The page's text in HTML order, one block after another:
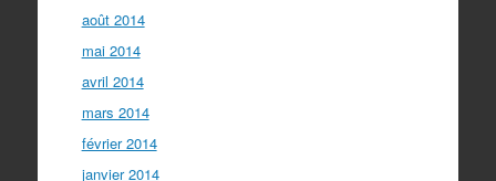
août 2014
mai 2014
avril 2014
mars 2014
février 2014
janvier 2014